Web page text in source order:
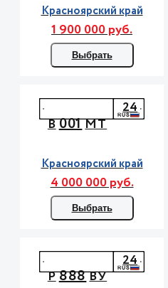
Красноярский край
1 900 000 руб.
Выбрать
В001МТ
24
Красноярский край
4 000 000 руб.
Выбрать
Р888ВУ
24